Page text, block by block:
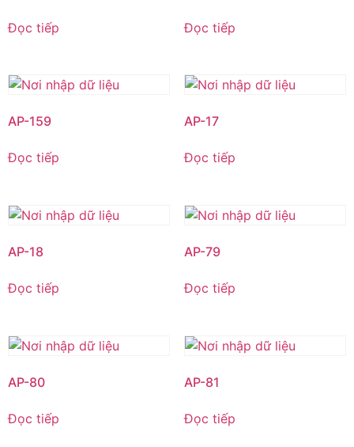
Đọc tiếp Đọc tiếp
AP-159
Đọc tiếp
AP-17
Đọc tiếp
AP-18
Đọc tiếp
AP-79
Đọc tiếp
AP-80
Đọc tiếp
AP-81
Đọc tiếp